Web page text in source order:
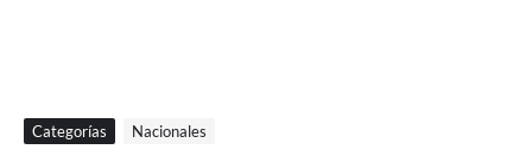
Categorías Nacionales